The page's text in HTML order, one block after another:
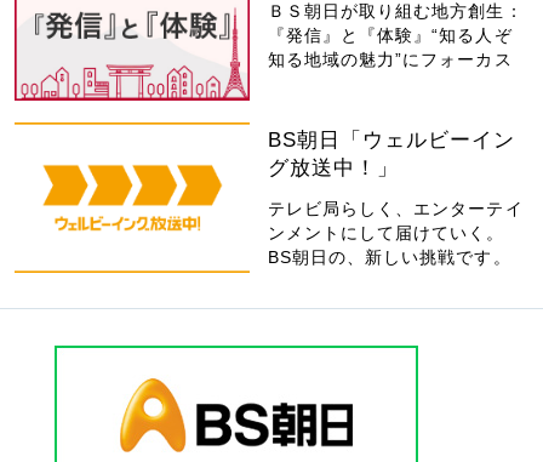
ＢＳ朝日が取り組む地方創生：
『発信』と『体験』“知る人ぞ
知る地域の魅力”にフォーカス
BS朝日「ウェルビーイン
グ放送中！」
テレビ局らしく、エンターテイ
ンメントにして届けていく。
BS朝日の、新しい挑戦です。